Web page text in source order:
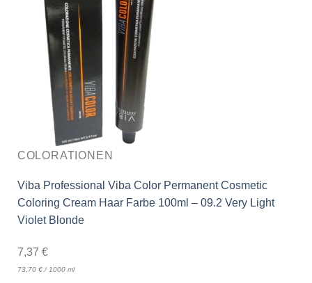
COLORATIONEN
Viba Professional Viba Color Permanent Cosmetic
Coloring Cream Haar Farbe 100ml – 09.2 Very Light
Violet Blonde
7,37 €
73,70 €/ 1000 ml